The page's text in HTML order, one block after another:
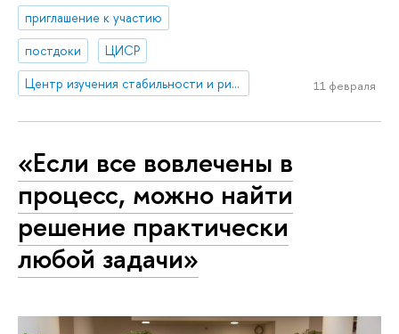
приглашение к участию
постдоки
ЦИСР
Центр изучения стабильности и рисков
11 февраля
«Если все вовлечены в
процесс, можно найти
решение практически
любой задачи»